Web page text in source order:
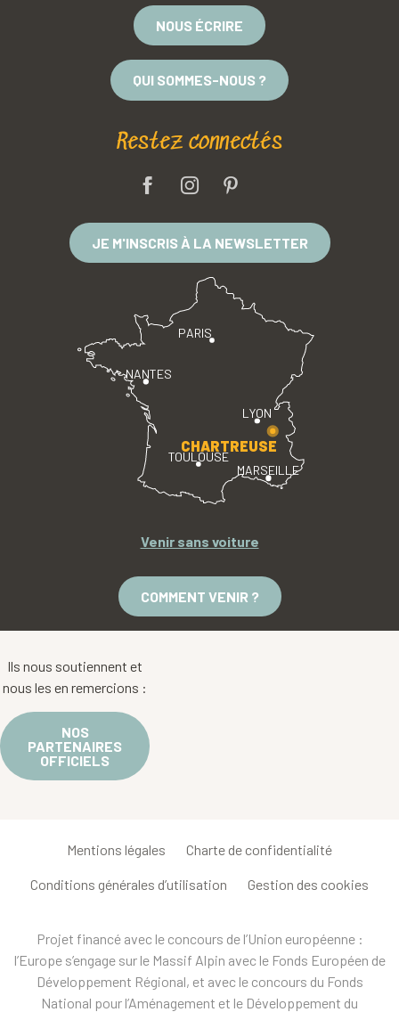
NOUS ÉCRIRE
QUI SOMMES-NOUS ?
Restez connectés
JE M'INSCRIS À LA NEWSLETTER
PARIS
LYON
TOULOUSE
MARSEILLE
NANTES
CHARTREUSE
Venir sans voiture
COMMENT VENIR ?
Ils nous soutiennent et
nous les en remercions :
NOS
PARTENAIRES
OFFICIELS
Mentions légales Charte de confidentialité
Conditions générales d’utilisation Gestion des cookies
Projet financé avec le concours de l’Union européenne :
l’Europe s’engage sur le Massif Alpin avec le Fonds Européen de
Développement Régional, et avec le concours du Fonds
National pour l’Aménagement et le Développement du